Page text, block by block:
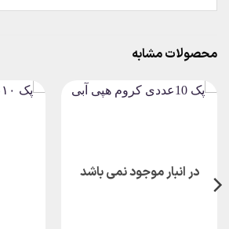
محصولات مشابه
در انبار موجود نمی باشد